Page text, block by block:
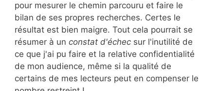
pour mesurer le chemin parcouru et faire le
bilan de ses propres recherches. Certes le
résultat est bien maigre. Tout cela pourrait se
résumer à un constat d'échec sur l'inutilité de
ce que j'ai pu faire et la relative confidentialité
de mon audience, même si la qualité de
certains de mes lecteurs peut en compenser le